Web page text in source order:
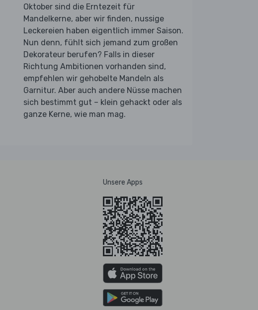
Oktober sind die Erntezeit für
Mandelkerne, aber wir finden, nussige
Leckereien haben eigentlich immer Saison.
Nun denn, fühlt sich jemand zum großen
Dekorateur berufen? Falls in dieser
Richtung Ambitionen vorhanden sind,
empfehlen wir gehobelte Mandeln als
Garnitur. Aber auch andere Nüsse machen
sich bestimmt gut – klein gehackt oder als
ganze Kerne, wie man mag.
Unsere Apps